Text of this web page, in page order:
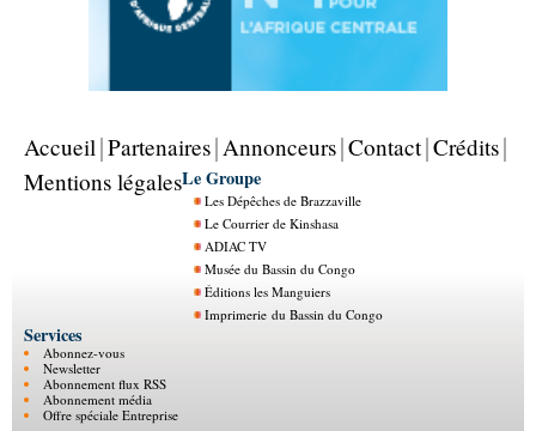
Accueil Partenaires Annonceurs Contact Crédits
Mentions légalesLe Groupe
Les Dépêches de Brazzaville
Le Courrier de Kinshasa
ADIAC TV
Musée du Bassin du Congo
Éditions les Manguiers
Imprimerie du Bassin du Congo
Services
Abonnez-vous
Newsletter
Abonnement flux RSS
Abonnement média
Offre spéciale Entreprise